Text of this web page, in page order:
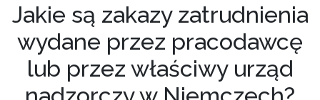
Jakie są zakazy zatrudnienia
wydane przez pracodawcę
lub przez właściwy urząd